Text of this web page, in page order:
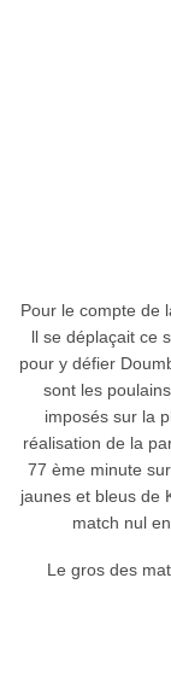
Pour le compte de
ll se déplaçait ce
pour y défier
sont les
imposés sur la
réalisation de la
77 ème minute
jaunes et bleus de
match nul
Le gros des